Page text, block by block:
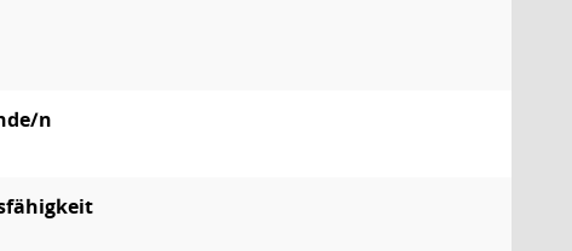
n